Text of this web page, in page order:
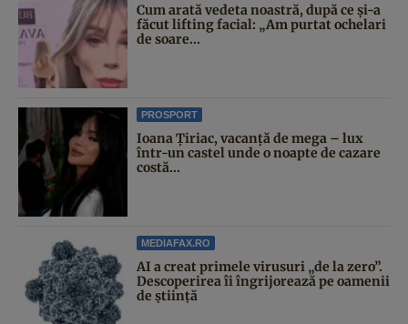
Cum arată vedeta noastră, după ce și-a
făcut lifting facial: „Am purtat ochelari
de soare...
PROSPORT
Ioana Țiriac, vacanță de mega – lux
într-un castel unde o noapte de cazare
costă...
MEDIAFAX.RO
AI a creat primele virusuri „de la zero”.
Descoperirea îi îngrijorează pe oamenii
de știință